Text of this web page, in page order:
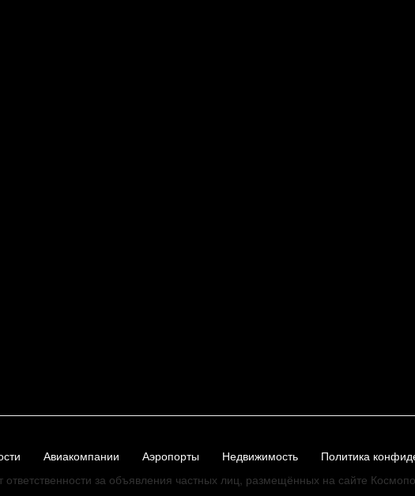
Авиакомпании Аэропорты Недвижимость Политика
ответственности за объявления частных лиц, размещённых на сайте